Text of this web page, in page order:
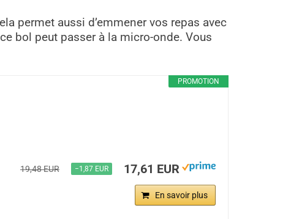
permet aussi d’emmener vos repas avec
bol peut passer à la micro-onde. Vous
PROMOTION
19,48 EUR −1,87 EUR 17,61 EUR
En savoir plus